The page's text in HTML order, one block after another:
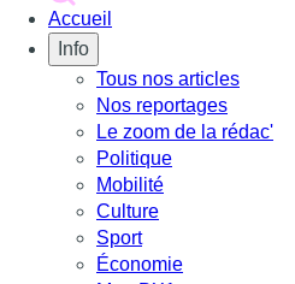
Accueil
Info
Tous nos articles
Nos reportages
Le zoom de la rédac'
Politique
Mobilité
Culture
Sport
Économie